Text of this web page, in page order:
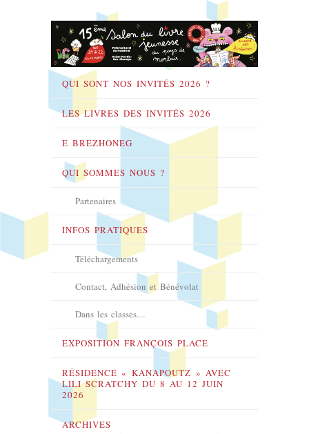
QUI SONT NOS INVITÉS 2026 ?
LES LIVRES DES INVITÉS 2026
E BREZHONEG
QUI SOMMES NOUS ?
Partenaires
INFOS PRATIQUES
Téléchargements
Contact, Adhésion et Bénévolat
Dans les classes…
EXPOSITION FRANÇOIS PLACE
RÉSIDENCE « KANAPOUTZ » AVEC
LILI SCRATCHY DU 8 AU 12 JUIN
2026
ARCHIVES